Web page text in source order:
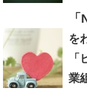
を
業